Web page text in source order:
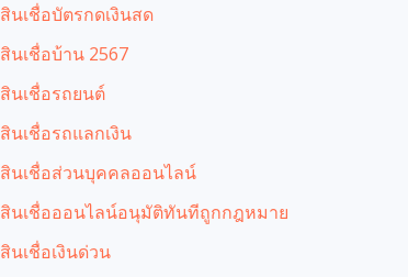
สินเชื่อบัตรกดเงินสด
สินเชื่อบ้าน 2567
สินเชื่อรถยนต์
สินเชื่อรถแลกเงิน
สินเชื่อส่วนบุคคลออนไลน์
สินเชื่อออนไลน์อนุมัติทันทีถูกกฎหมาย
สินเชื่อเงินด่วน